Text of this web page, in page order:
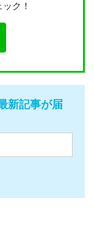
ク！
新記事が届